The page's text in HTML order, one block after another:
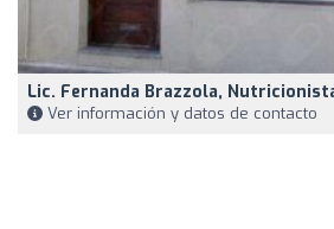
Lic. Fernanda Brazzola,
Ver información y datos de contacto